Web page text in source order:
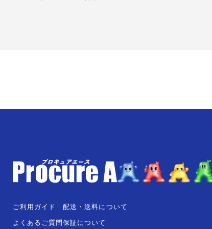
ご利用ガイド
よくあるご質問
配送・送料について
保証について